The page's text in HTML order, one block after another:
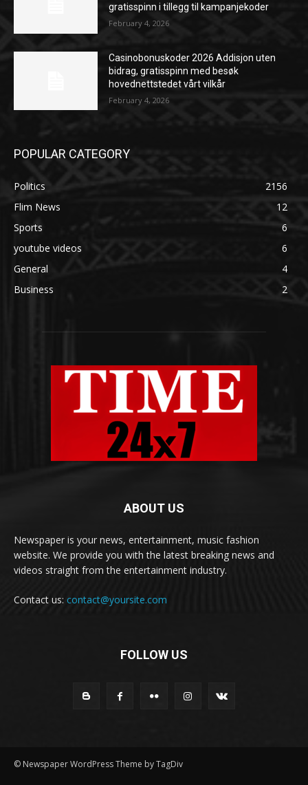
gratisspinn i tillegg til kampanjekoder
February 4, 2026
Casinobonuskoder 2026 Addisjon uten
bidrag, gratisspinn med besøk
hovednettstedet vårt vilkår
February 4, 2026
POPULAR CATEGORY
Politics
2156
Flim News
12
Sports
6
youtube videos
6
General
4
Business
2
ABOUT US
Newspaper is your news, entertainment, music fashion
website. We provide you with the latest breaking news and
videos straight from the entertainment industry.
Contact us: contact@yoursite.com
FOLLOW US
© Newspaper WordPress Theme by TagDiv